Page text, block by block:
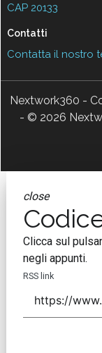
CAP 20133
Contatti
Contatta il nostro
Nextwork360 -
- © 2026
close
Clicca sul
negli appunti.
RSS link